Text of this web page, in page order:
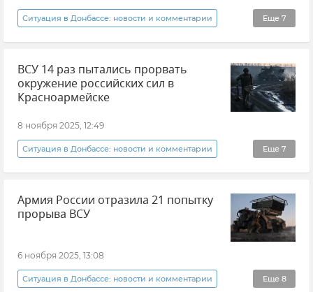
Группировка войск "Южная" Еще 7
Ситуация в Донбассе: новости и комментарии
Донецкая Народная Республика (ДНР)
Денис Пушилин События в Донбассе
Происшествия
Новые регионы России
ВСУ 14 раз пытались прорвать
окружение российских сил в
Красноармейске
8 ноября 2025, 12:49
Еще 7
Ситуация в Донбассе: новости и комментарии
Новости СВО Вооруженные силы России
ВСУ (Вооруженные силы Украины)
Потери ВСУ
Донецкая Народная Республика (ДНР)
События в Донбассе
Армия России отразила 21 попытку
прорыва ВСУ
6 ноября 2025, 13:08
Еще 8
Ситуация в Донбассе: новости и комментарии